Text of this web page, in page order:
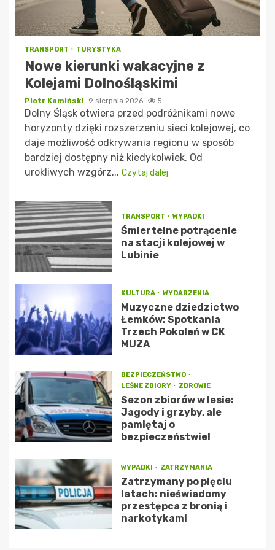
TRANSPORT TURYSTYKA
Nowe kierunki wakacyjne z
Kolejami Dolnośląskimi
Piotr Kamiński 9 sierpnia 2026 5
Dolny Śląsk otwiera przed podróżnikami nowe
horyzonty dzięki rozszerzeniu sieci kolejowej, co
daje możliwość odkrywania regionu w sposób
bardziej dostępny niż kiedykolwiek. Od
urokliwych wzgórz... Czytaj dalej
TRANSPORT WYPADKI
Śmiertelne potrącenie
na stacji kolejowej w
Lubinie
KULTURA WYDARZENIA
Muzyczne dziedzictwo
Łemków: Spotkania
Trzech Pokoleń w CK
MUZA
BEZPIECZEŃSTWO
LEŚNE ZBIORY
ZDROWIE
Sezon zbiorów w lesie:
Jagody i grzyby, ale
pamiętaj o
bezpieczeństwie!
WYPADKI ZATRZYMANIA
Zatrzymany po pięciu
latach: nieświadomy
przestępca z bronią i
narkotykami